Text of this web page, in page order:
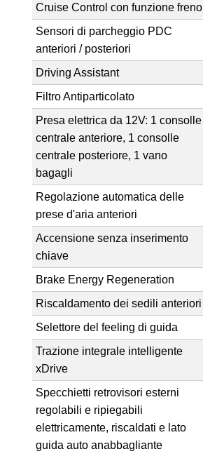
Cruise Control con funzione freno
Sensori di parcheggio PDC
anteriori / posteriori
Driving Assistant
Filtro Antiparticolato
Presa elettrica da 12V: 1 consolle
centrale anteriore, 1 consolle
centrale posteriore, 1 vano
bagagli
Regolazione automatica delle
prese d'aria anteriori
Accensione senza inserimento
chiave
Brake Energy Regeneration
Riscaldamento dei sedili anteriori
Selettore del feeling di guida
Trazione integrale intelligente
xDrive
Specchietti retrovisori esterni
regolabili e ripiegabili
elettricamente, riscaldati e lato
guida auto anabbagliante